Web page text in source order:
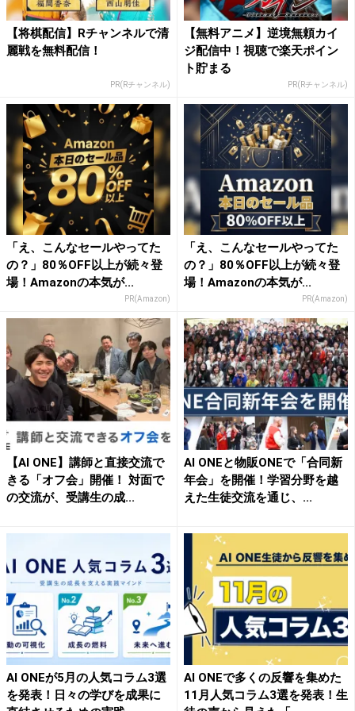
【将棋配信】Rチャンネルで清
麗戦を無料配信！
PR(Rチャンネル)
【無料アニメ】逆境無頼カイ
ジ配信中！視聴で楽天ポイン
ト貯まる
PR(Rチャンネル)
「え、こんなセールやってた
の？」80％OFF以上が続々登
場！Amazonの本気が...
PR(Amazon)
「え、こんなセールやってた
の？」80％OFF以上が続々登
場！Amazonの本気が...
PR(Amazon)
【AI ONE】講師と直接交流で
きる「オフ会」開催！ 対面で
の交流が、受講生の成...
AI ONEと物販ONEで「合同新
年会」を開催！学習分野を越
えた生徒交流を通じ、...
AI ONEが5月の人気コラム3選
を発表！日々の学びを成果に
AI ONEで多くの反響を集めた
11月人気コラム3選を発表！生